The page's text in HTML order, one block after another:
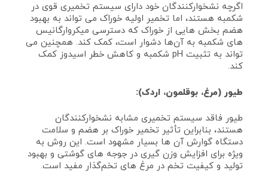
اگرچه نشخوارکنندگان خود دارای سیستم تخمیری قوی در
شکمبه هستند، اما تخمیر اولیه خوراک می‌ تواند به بهبود
هضم بخش‌ هایی از خوراک که دسترسی میکروارگانیس
های شکمبه به آن‌ها دشوار است، کمک کند. همچنین می‌
تواند به تثبیت pH شکمبه و کاهش خطر اسیدوز کمک
کند.
طیور (مرغ، بوقلمون، اردک):
طیور فاقد سیستم تخمیری مشابه نشخوارکنندگان
هستند، بنابراین تأثیر تخمیر خوراک بر هضم و سلامت
دستگاه گوارش آن‌ ها بسیار مشهود است. این روش به
ویژه برای افزایش وزن‌ گیری در جوجه‌ های گوشتی و بهبود
تولید و کیفیت تخم در مرغ‌ های تخم‌گذار مفید است.